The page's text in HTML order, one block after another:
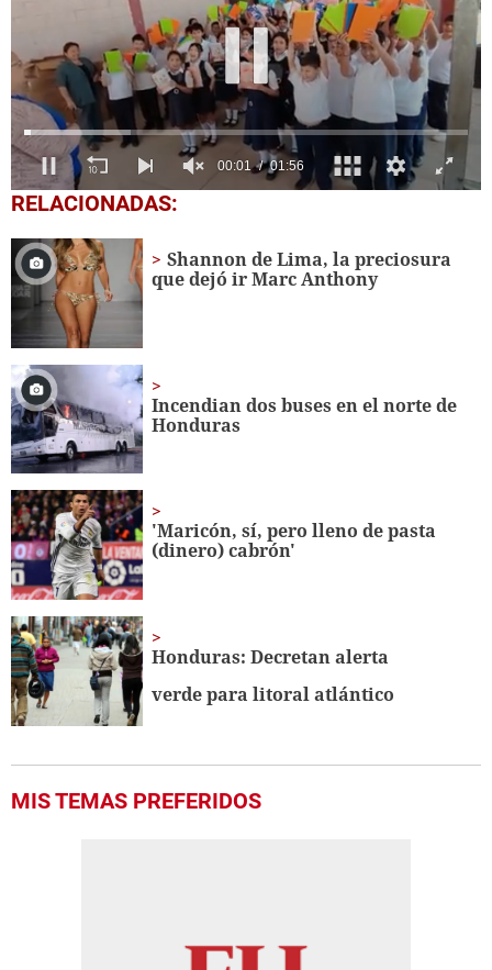
0
seconds
1
minute,
56
seconds
RELACIONADAS:
Shannon de Lima, la preciosura
que dejó ir Marc Anthony
Incendian dos buses en el norte de
Honduras
'Maricón, sí, pero lleno de pasta
(dinero) cabrón'
Honduras: Decretan alerta
verde para litoral atlántico
MIS TEMAS PREFERIDOS